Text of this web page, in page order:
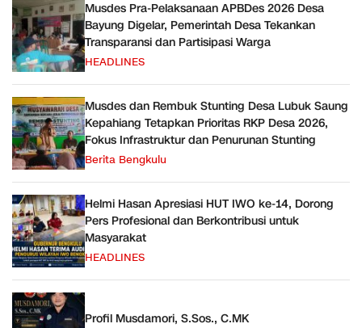
Musdes Pra-Pelaksanaan APBDes 2026 Desa
Bayung Digelar, Pemerintah Desa Tekankan
Transparansi dan Partisipasi Warga
HEADLINES
Musdes dan Rembuk Stunting Desa Lubuk Saung
Kepahiang Tetapkan Prioritas RKP Desa 2026,
Fokus Infrastruktur dan Penurunan Stunting
Berita Bengkulu
Helmi Hasan Apresiasi HUT IWO ke-14, Dorong
Pers Profesional dan Berkontribusi untuk
Masyarakat
HEADLINES
Profil Musdamori, S.Sos., C.MK